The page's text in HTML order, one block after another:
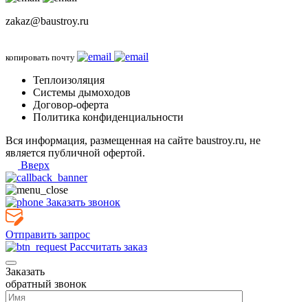
zakaz@baustroy.ru
копировать почту
Теплоизоляция
Системы дымоходов
Договор-оферта
Политика конфиденциальности
Вся информация, размещенная на сайте baustroy.ru, не
является публичной офертой.
Вверх
Заказать звонок
Отправить запрос
Рассчитать заказ
Заказать
обратный звонок